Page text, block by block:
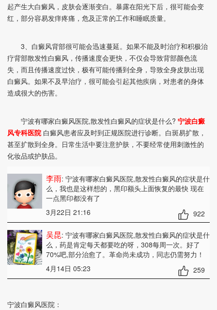
起产生大白癜风，皮肤会逐渐变白。暴露在阳光下后，很可能会变
红，部分容易发痒疼痛，危及正常的工作和睡眠质量。
3、白癜风背部很可能会迅速蔓延。如果不能及时治疗和积极治
疗背部散发性白癜风，传播速度会更快，不仅会导致背部颜色流
失，而且传播速度过快，极有可能传播到全身，导致全身皮肤出现
白癜风。如果不及早治疗，很可能会引起其他疾病，对患者的身体
造成很大的伤害。
宁波有哪家白癜风医院,散发性白癜风的症状是什么? 宁波白癜
风专科医院白癜风患者应及时到正规医院进行诊断。白斑易扩散，
甚至扩散到全身。日常生活中要注意护肤，不要经常使用刺激性的
化妆品或护肤品。
李雨: 宁波有哪家白癜风医院,散发性白癜风的症状是什
么 ，我也是这样想的，黑印额头上面恢复的最快 现在
一点黑印都没有了
3月22日 21:16
922
吴昆: 宁波有哪家白癜风医院,散发性白癜风的症状是什
么 ，药是肯定每天都要吃的呀，308每周一次。好了
70%吧,部分治愈了。革命尚未成功，同志仍需努力！
4月14日 05:23
259
宁波白癜风医院：